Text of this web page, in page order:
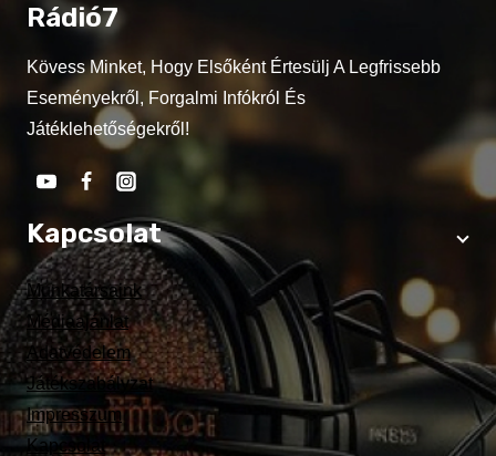
Rádió7
Kövess Minket, Hogy Elsőként Értesülj A Legfrissebb
Eseményekről, Forgalmi Infókról És
Játéklehetőségekről!
Kapcsolat
Munkatársaink
Médiaajánlat
Adatvédelem
Játékszabályzat
Impresszum
Kapcsolat